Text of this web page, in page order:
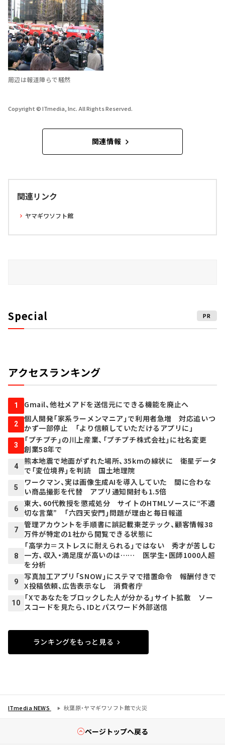
周辺は報道陣らで騒然
Copyright © ITmedia, Inc. All Rights Reserved.
関連情報
関連リンク
ヤマギワソフト館
Special PR
アクセスランキング
1 Gmail、他社メアドを送信元にできる機能を廃止へ
2
個人開発「家系ラーメンマニア」で利用者急増 対応追いつ
かず一部停止 「より信頼していただけるアプリに」
3
「プチプチ」の川上産業、「プチプチ株式会社」に社名変更
創業58年で
4
熊本地震で地面がずれた場所、35kmの線状に 衛星データ
で「変位境界」を判読 国土地理院
5
ワークマン、実は画像生成AIを導入していた 間に合わな
い商品撮影を代替 アプリ通知開封も1.5倍
6
東大、60代教授を懲戒処分 サイトのHTMLソースに“不適
切な言葉” 「六四天安門」問題が理由と毎日報道
7
管理アカウントを手順書に誤記載――東芝テック、顧客情報38
万件が特定の1社から閲覧できる状態に
8
「高学力＝ストレスに耐えられる」ではない 秀才が苦しむ
一方、収入・満足度が高いのは…… 医学生・医師1000人超
を分析
9
写真加工アプリ「SNOW」にステマで措置命令 報酬付きで
X投稿依頼、広告表示なし 消費者庁
10
「Xであなたをブロックした人が分かる」サイト拡散 ソー
スコードを見たら、IDとパスワード外部送信
ランキングをもっと見る
ITmedia NEWS 秋葉原・ヤマギワソフト館で火災
ページトップへ戻る